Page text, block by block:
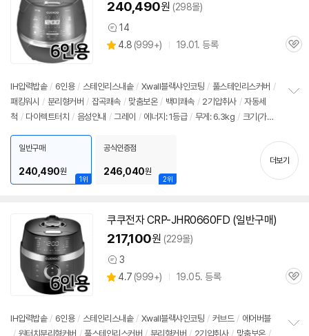
240,490원 (298몰)
상
품
14
별
4.8 (상
뷰
999+) 19.01. 등록
관
IH압력밥솥 / 6인용 / 스테인리스내솥 / Xwall블랙샤인코팅 / 풀스테인리스커버 /
패킹워시 / 분리형커버 / 잡곡쾌속 / 맞춤보온 / 백미쾌속 / 2기압취사 / 자동세
척 / 다이렉트터치 / 음성안내 / 그레이 / 에너지: 1등급 / 무게: 6.3kg / 크기(가로
기
1위
일반구매
240,490원
2위
공식인증점
246,040원
더보기
쿠쿠전자 CRP-JHR0660FD (일반구매)
217,100원 (229몰)
상
품
3
별
4.7 (상
뷰
999+) 19.05. 등록
관
IH압력밥솥 / 6인용 / 스테인리스내솥 / Xwall블랙샤인코팅 / 커브드 / 에어버블
/ 원터치분리형커버 / 풀스테인리스커버 / 분리형커버 / 2기압취사 / 맞춤보온 /